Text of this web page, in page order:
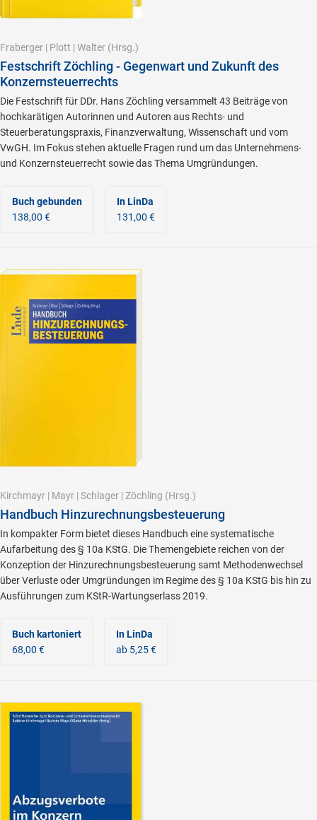
Fraberger | Plott | Walter (Hrsg.)
Festschrift Zöchling - Gegenwart und Zukunft des
Konzernsteuerrechts
Die Festschrift für DDr. Hans Zöchling versammelt 43 Beiträge von
hochkarätigen Autorinnen und Autoren aus Rechts- und
Steuerberatungspraxis, Finanzverwaltung, Wissenschaft und vom
VwGH. Im Fokus stehen aktuelle Fragen rund um das Unternehmens-
und Konzernsteuerrecht sowie das Thema Umgründungen.
Buch gebunden
138,00 €
In LinDa
131,00 €
Kirchmayr | Mayr | Schlager | Zöchling (Hrsg.)
Handbuch Hinzurechnungsbesteuerung
In kompakter Form bietet dieses Handbuch eine systematische
Aufarbeitung des § 10a KStG. Die Themengebiete reichen von der
Konzeption der Hinzurechnungsbesteuerung samt Methodenwechsel
über Verluste oder Umgründungen im Regime des § 10a KStG bis hin zu
Ausführungen zum KStR-Wartungserlass 2019.
Buch kartoniert
68,00 €
In LinDa
ab 5,25 €